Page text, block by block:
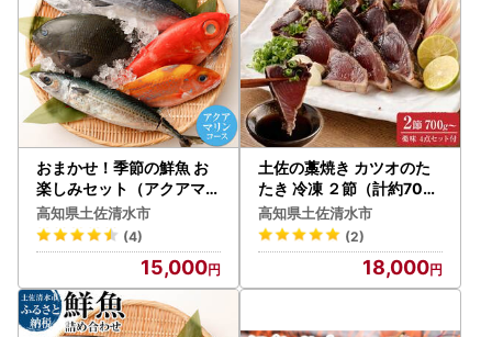
おまかせ！季節の鮮魚 お
楽しみセット（アクアマリ
ンコース）【R01094】
高知県土佐清水市
(4)
15,000
土佐の藁焼き カツオのた
たき 冷凍 ２節（計約700
g～）【R00517】
高知県土佐清水市
(2)
18,000